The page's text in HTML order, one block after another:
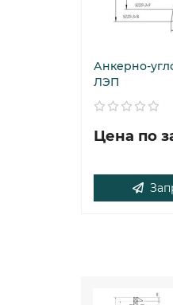
Анкерно-
ЛЭП
Цена по